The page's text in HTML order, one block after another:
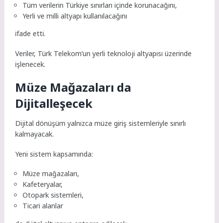
Tüm verilerin Türkiye sınırları içinde korunacağını,
Yerli ve milli altyapı kullanılacağını
ifade etti.
Veriler, Türk Telekom’un yerli teknoloji altyapısı üzerinde
işlenecek.
Müze Mağazaları da
Dijitalleşecek
Dijital dönüşüm yalnızca müze giriş sistemleriyle sınırlı
kalmayacak.
Yeni sistem kapsamında:
Müze mağazaları,
Kafeteryalar,
Otopark sistemleri,
Ticari alanlar